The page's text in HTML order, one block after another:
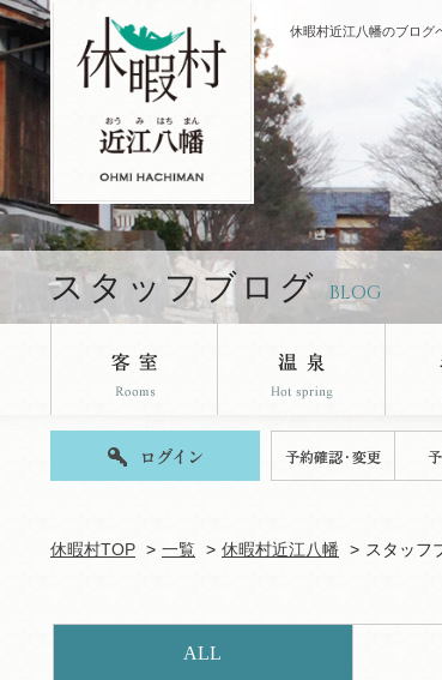
休暇村近江八幡のブログ
スタッフブログ BLOG
休暇村TOP 一覧 休暇村近江八幡 スタッフ
ALL